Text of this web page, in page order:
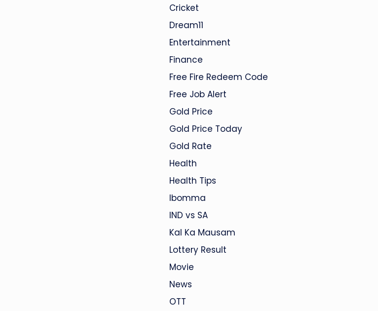
Cricket
Dream11
Entertainment
Finance
Free Fire Redeem Code
Free Job Alert
Gold Price
Gold Price Today
Gold Rate
Health
Health Tips
Ibomma
IND vs SA
Kal Ka Mausam
Lottery Result
Movie
News
OTT